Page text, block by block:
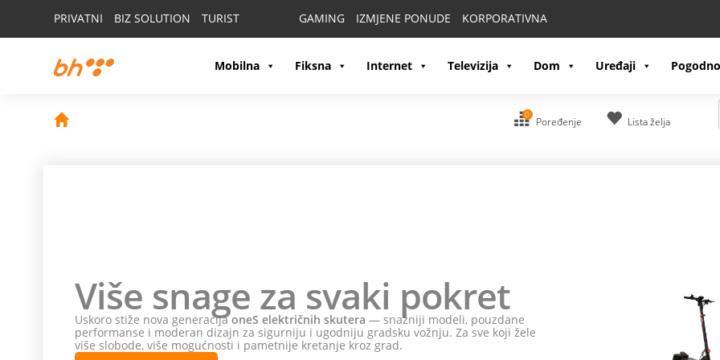
PRIVATNI BIZ SOLUTION TURIST GAMING IZMJENE PONUDE KORPORATIVNA
Mobilna Fiksna Internet Televizija Dom Uređaji
0
Poređenje Lista želja
Više snage za svaki pokret
Uskoro stiže nova generacijaoneS električnih skutera — snažniji modeli, pouzdane
performanse i moderan dizajn za sigurniju i ugodniju gradsku vožnju. Za sve koji žele
više slobode, više mogućnosti i pametnije kretanje kroz grad.